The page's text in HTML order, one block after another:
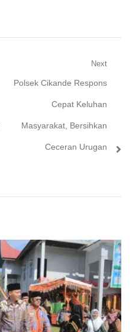
Next
Next
Polsek Cikande Respons
Cepat Keluhan
Masyarakat, Bersihkan
Ceceran Urugan